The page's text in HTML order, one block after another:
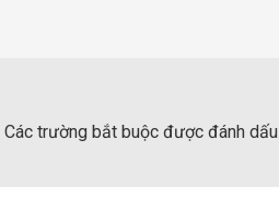
Các trường bắt buộc được đánh dấu